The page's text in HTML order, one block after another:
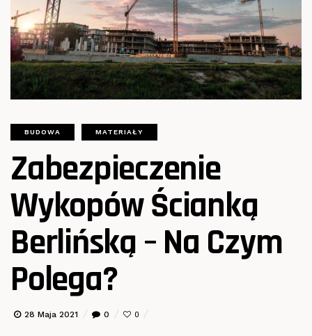
BUDOWA MATERIAŁY
Zabezpieczenie
Wykopów Ścianką
Berlińską – Na Czym
Polega?
28 Maja 2021 0 0